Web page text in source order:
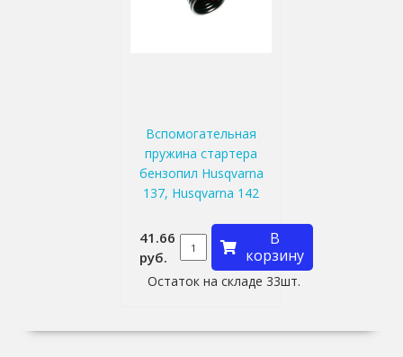
Вспомогательная
пружина стартера
бензопил Husqvarna
137, Husqvarna 142
41.66
руб.
В
корзину
Остаток на складе 33шт.